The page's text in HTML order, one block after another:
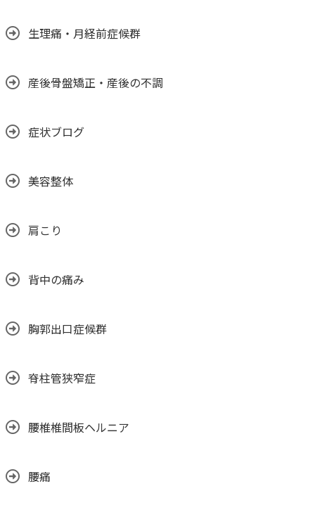
生理痛・月経前症候群
産後骨盤矯正・産後の不調
症状ブログ
美容整体
肩こり
背中の痛み
胸郭出口症候群
脊柱管狭窄症
腰椎椎間板ヘルニア
腰痛